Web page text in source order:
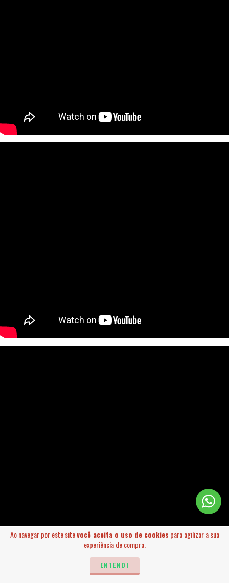
Ao navegar por este sitevocê aceita o uso de cookies para agilizar a sua
experiência de compra.
ENTENDI